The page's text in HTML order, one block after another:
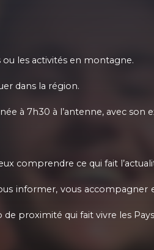
les activités en montagne.
dans la région.
à 7h30 à l’antenne, avec son
comprendre ce qui fait
informer, vous accompagner
proximité qui fait vivre les